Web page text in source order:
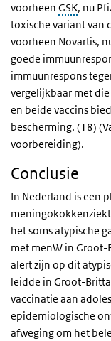
voorheen GSK, nu
toxische variant van
voorheen Novartis,
goede
immuunrespons
vergelijkbaar met
en beide vaccins
bescherming. (18)
voorbereiding).
Conclusie
In Nederland is een
het soms atypische
met menW in
alert zijn op dit
leidde in Groot-
vaccinatie aan
epidemiologische
afweging om het